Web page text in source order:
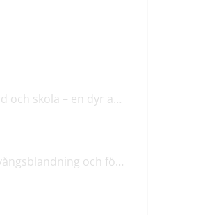
Förstatligande av vård och skola – en dyr affär med osäkert utfall
M & SD hycklar om tvångsblandning och förvärrar segregationen